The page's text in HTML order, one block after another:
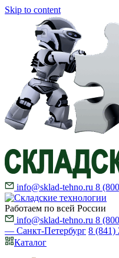
Skip to content
info@sklad-tehno.ru 8
Работаем по всей России
info@sklad-tehno.ru 8
— Санкт-Петербург 8 (841)
Каталог